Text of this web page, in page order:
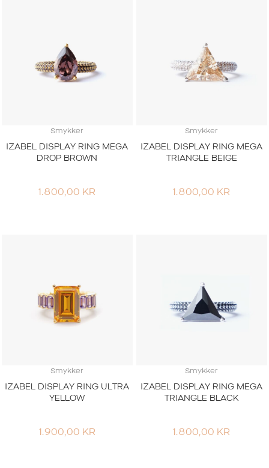
Smykker
IZABEL DISPLAY RING MEGA
DROP BROWN
1.800,00 KR
Smykker
IZABEL DISPLAY RING MEGA
TRIANGLE BEIGE
1.800,00 KR
Smykker
IZABEL DISPLAY RING ULTRA
YELLOW
1.900,00 KR
Smykker
IZABEL DISPLAY RING MEGA
TRIANGLE BLACK
1.800,00 KR